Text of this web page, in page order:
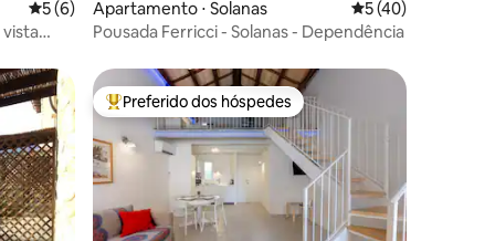
5 de uma avaliação média de 5, 6 avaliações
5 (6)
Apartamento ⋅ Solanas 5 de uma
5 (40)
Pousada Ferricci - Solanas - Dependência
Entre os melhores preferidos dos hóspedes
Preferido dos hóspedes